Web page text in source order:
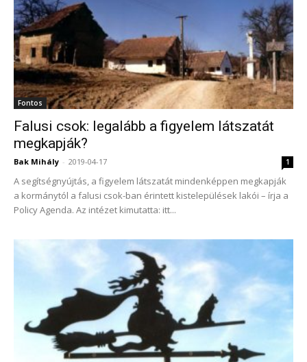
Fontos
Falusi csok: legalább a figyelem látszatát
megkapják?
Bak Mihály - 2019-04-17 1
A segítségnyújtás, a figyelem látszatát mindenképpen megkapják
a kormánytól a falusi csok-ban érintett kistelepülések lakói – írja a
Policy Agenda. Az intézet kimutatta: itt...